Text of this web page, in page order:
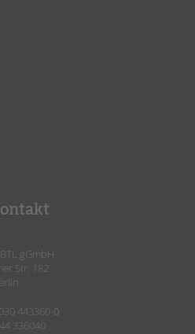
gGmbH
Str. 182
443360-0
336040